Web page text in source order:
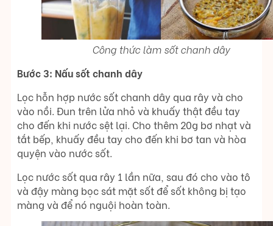
Công thức làm sốt chanh dây
Bước 3: Nấu sốt chanh dây
Lọc hỗn hợp nước sốt chanh dây qua rây và cho
vào nồi. Đun trên lửa nhỏ và khuấy thật đều tay
cho đến khi nước sệt lại. Cho thêm 20g bơ nhạt và
tắt bếp, khuấy đều tay cho đến khi bơ tan và hòa
quyện vào nước sốt.
Lọc nước sốt qua rây 1 lần nữa, sau đó cho vào tô
và đậy màng bọc sát mặt sốt để sốt không bị tạo
màng và để nó nguội hoàn toàn.